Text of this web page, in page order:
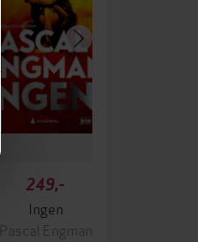
249,-
Ingen
Pascal Engman